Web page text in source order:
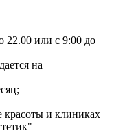
22.00 или с 9:00 до
на
красоты и клиниках